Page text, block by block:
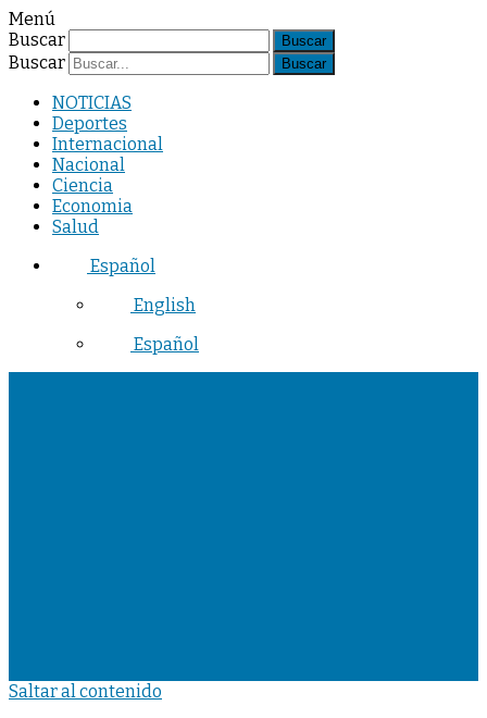
Menú
Buscar
Buscar
NOTICIAS
Deportes
Internacional
Nacional
Ciencia
Economia
Salud
Español
English
Español
Saltar al contenido